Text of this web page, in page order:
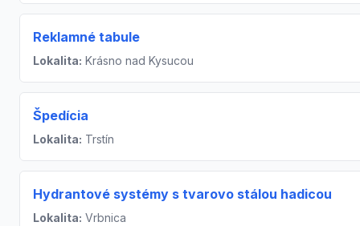
Reklamné tabule
Lokalita: Krásno nad Kysucou
Špedícia
Lokalita: Trstín
Hydrantové systémy s tvarovo stálou hadicou
Lokalita: Vrbnica